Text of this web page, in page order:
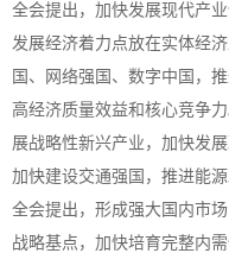
全会提出，加快发展现代产
发展经济着力点放在实体经
国、网络强国、数字中国，
高经济质量效益和核心竞争
展战略性新兴产业，加快发
加快建设交通强国，推进能
全会提出，形成强大国内市
战略基点，加快培育完整内